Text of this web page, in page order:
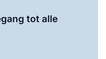
tot alle